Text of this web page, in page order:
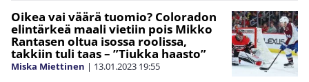
Oikea vai väärä tuomio? Coloradon
elintärkeä maali vietiin pois Mikko
Rantasen oltua isossa roolissa,
takkiin tuli taas – ”Tiukka haasto”
Miska Miettinen | 13.01.2023 19:55